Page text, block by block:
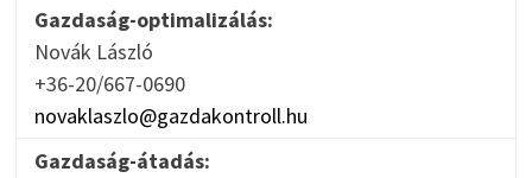
Gazdaság-optimalizálás:
Novák László
+36-20/667-0690
novaklaszlo@gazdakontroll.hu
Gazdaság-átadás: